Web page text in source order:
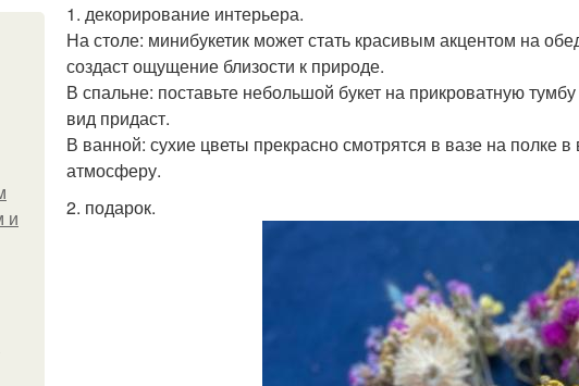
и
1. декорирование интерьера.
На столе: минибукетик может стать красивым акцентом на
создаст ощущение близости к природе.
В спальне: поставьте небольшой букет на прикроватную
вид придаст.
В ванной: сухие цветы прекрасно смотрятся в вазе на полке
атмосферу.
2. подарок.